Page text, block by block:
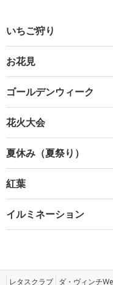
いちご狩り
お花見
ゴールデンウィーク
花火大会
夏休み（夏祭り）
紅葉
イルミネーション
レタスクラブ ダ・ヴィンチ